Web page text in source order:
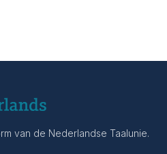
van de Nederlandse Taalunie.